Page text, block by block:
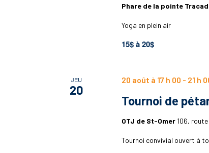
Phare de la pointe
Yoga en plein air
15$ à 20$
JEU
20
Tournoi de
20 août à 17 h 00 - 21 h
OTJ de St-Omer 106,
Tournoi convivial ouvert à